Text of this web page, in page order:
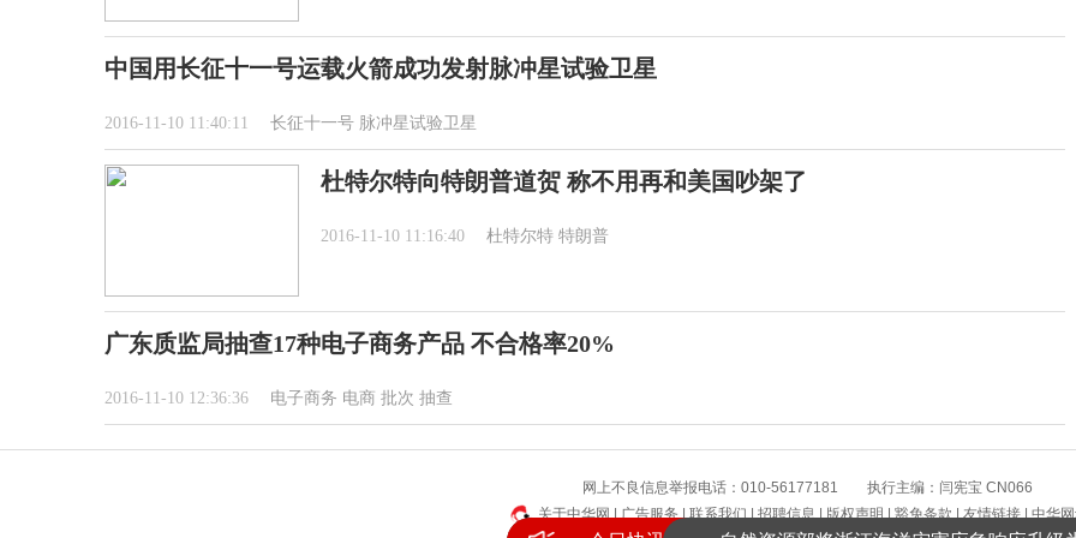
中国用长征十一号运载火箭成功发射脉冲星试验卫星
2016-11-10 11:40:11 长征十一号 脉冲星试验卫星
杜特尔特向特朗普道贺 称不用再和美国吵架了
2016-11-10 11:16:40 杜特尔特 特朗普
广东质监局抽查17种电子商务产品 不合格率20%
2016-11-10 12:36:36 电子商务 电商 批次 抽查
网上不良信息举报电话：010-56177181 执行主编：闫宪宝 CN066
关于中华网|广告服务|联系我们|招聘信息|版权声明|豁免条款|友情链接|中华